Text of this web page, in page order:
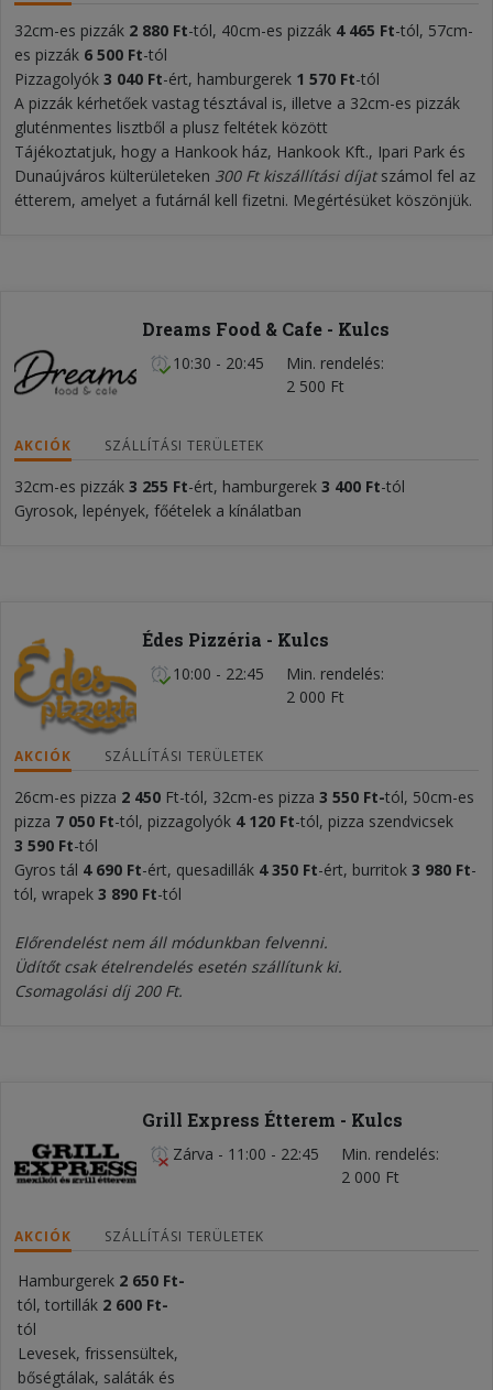
32cm-es pizzák 2 880 Ft-tól, 40cm-es pizzák 4465 Ft-tól, 57cm-
es pizzák 6 500 Ft-tól
Pizzagolyók 3 040 Ft-ért, hamburgerek 1 570 Ft-tól
A pizzák kérhetőek vastag tésztával is, illetve a 32cm-es pizzák
gluténmentes lisztből a plusz feltétek között
Tájékoztatjuk, hogy a Hankook ház, Hankook Kft., Ipari Park és
Dunaújváros külterületeken 300 Ft kiszállítási díjatszámol fel az
étterem, amelyet a futárnál kell fizetni. Megértésüket köszönjük.
Dreams Food & Cafe - Kulcs
10:30 - 20:45
Min. rendelés
2 500 Ft
AKCIÓK SZÁLLÍTÁSI TERÜLETEK
32cm-es pizzák 3 255 Ft-ért, hamburgerek 3 400 Ft-tól
Gyrosok, lepények, főételek a kínálatban
Édes Pizzéria - Kulcs
10:00 - 22:45
Min. rendelés
2 000 Ft
AKCIÓK SZÁLLÍTÁSI TERÜLETEK
26cm-es pizza 2 450 Ft-tól, 32cm-es pizza 3 550 Ft-tól, 50cm-es
pizza 7 050 Ft-tól, pizzagolyók 4 120 Ft-tól, pizza szendvicsek
3 590 Ft-tól
Gyros tál 4 690 Ft-ért, quesadillák 4350 Ft-ért, burritok 3 980 Ft-
tól, wrapek 3 890 Ft-tól
Előrendelést nem áll módunkban felvenni.
Üdítőt csak ételrendelés esetén szállítunk ki.
Csomagolási díj 200 Ft.
Grill Express Étterem - Kulcs
Zárva - 11:00 - 22:45
Min. rendelés
2 000 Ft
AKCIÓK SZÁLLÍTÁSI TERÜLETEK
Hamburgerek 2 650 Ft-
tól, tortillák 2 600 Ft-
tól
Levesek, frissensültek,
bőségtálak, saláták és